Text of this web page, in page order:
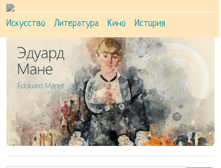
Искусство Литература Кино История